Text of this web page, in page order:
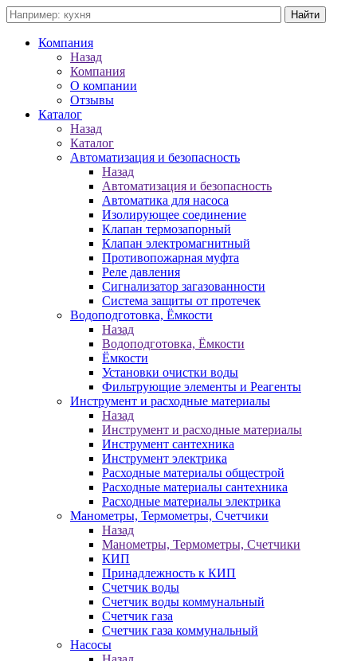
Компания
Назад
Компания
О компании
Отзывы
Каталог
Назад
Каталог
Автоматизация и безопасность
Назад
Автоматизация и безопасность
Автоматика для насоса
Изолирующее соединение
Клапан термозапорный
Клапан электромагнитный
Противопожарная муфта
Реле давления
Сигнализатор загазованности
Система защиты от протечек
Водоподготовка, Ёмкости
Назад
Водоподготовка, Ёмкости
Ёмкости
Установки очистки воды
Фильтрующие элементы и Реагенты
Инструмент и расходные материалы
Назад
Инструмент и расходные материалы
Инструмент сантехника
Инструмент электрика
Расходные материалы общестрой
Расходные материалы сантехника
Расходные материалы электрика
Манометры, Термометры, Счетчики
Назад
Манометры, Термометры, Счетчики
КИП
Принадлежность к КИП
Счетчик воды
Счетчик воды коммунальный
Счетчик газа
Счетчик газа коммунальный
Насосы